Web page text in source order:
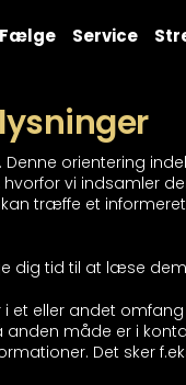
Fælge Service
orientering
vi indsamler
træffe et
dig tid til at læse
et eller andet
anden måde er i
Det sker